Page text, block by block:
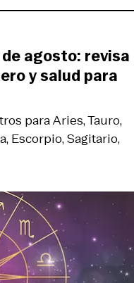
para Aries, Tauro,
Escorpio, Sagitario,
agosto: revisa
y salud para